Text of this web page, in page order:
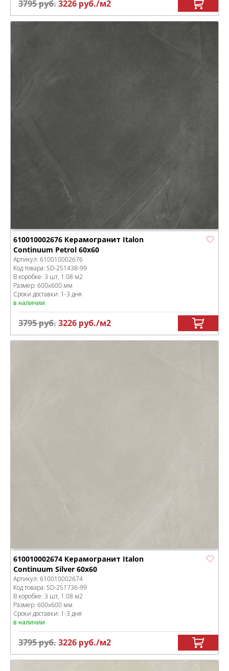
3795руб.3226 руб./м2
610010002676 Керамогранит Italon
Continuum Petrol 60x60
Артикул: 610010002676
Код товара: SD-251438-99
В коробке: 3 шт, 1.08 м2
Размер: 600x600 мм
Сроки доставки: 1-3 дня
в наличии
3795руб.3226 руб./м2
610010002674 Керамогранит Italon
Continuum Silver 60x60
Артикул: 610010002674
Код товара: SD-251736-99
В коробке: 3 шт, 1.08 м2
Размер: 600x600 мм
Сроки доставки: 1-3 дня
в наличии
3795руб.3226 руб./м2